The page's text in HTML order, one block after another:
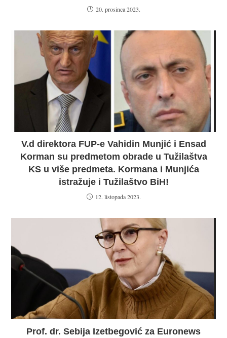
20. prosinca 2023.
V.d direktora FUP-e Vahidin Munjić i Ensad
Korman su predmetom obrade u Tužilaštva
KS u više predmeta. Kormana i Munjića
istražuje i Tužilaštvo BiH!
12. listopada 2023.
Prof. dr. Sebija Izetbegović za Euronews